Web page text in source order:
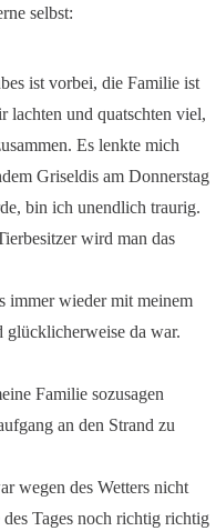
selbst:
ist vorbei, die Familie ist
lachten und quatschten viel,
Es lenkte mich
Griseldis am Donnerstag
bin ich unendlich traurig.
wird man das
immer wieder mit meinem
glücklicherweise da war.
Familie sozusagen
an den Strand zu
wegen des Wetters nicht
Tages noch richtig richtig